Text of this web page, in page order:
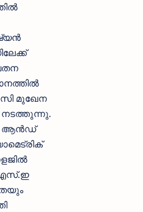
മുഖേന
നടത്തുന്നു.
ആന്‍ഡ്